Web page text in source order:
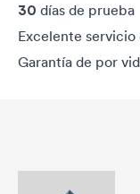
30 días de prueba
Excelente
Garantía de por